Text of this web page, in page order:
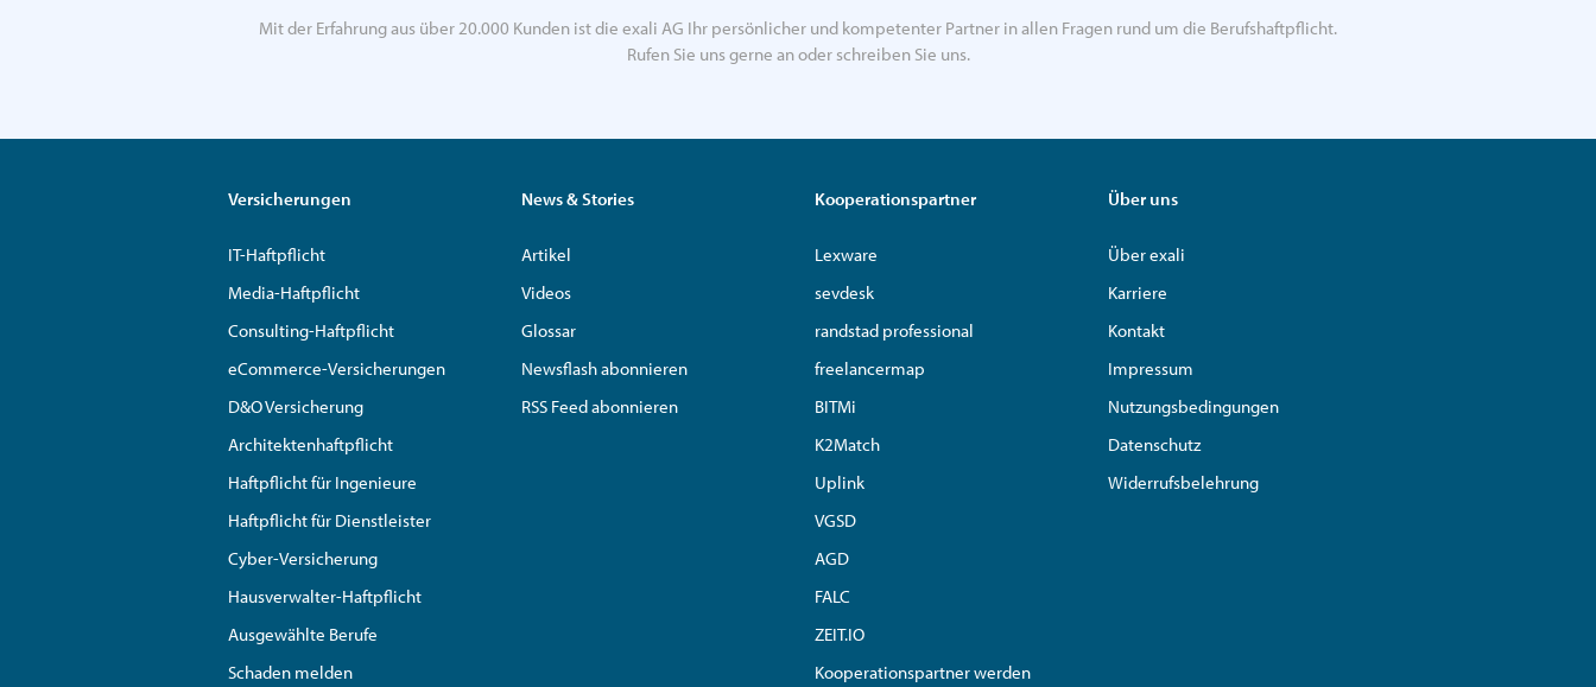
Mit der Erfahrung aus über 20.000 Kunden ist die exali AG Ihr persönlicher und kompetenter Partner in allen Fragen rund um die Berufshaftpflicht.
Rufen Sie uns gerne an oder schreiben Sie uns.
Versicherungen
IT-Haftpflicht
Media-Haftpflicht
Consulting-Haftpflicht
eCommerce-Versicherungen
D&O Versicherung
Architektenhaftpflicht
Haftpflicht für Ingenieure
Haftpflicht für Dienstleister
Cyber-Versicherung
Hausverwalter-Haftpflicht
Ausgewählte Berufe
Schaden melden
News & Stories
Artikel
Videos
Glossar
Newsflash abonnieren
RSS Feed abonnieren
Kooperationspartner
Lexware
sevdesk
randstad professional
freelancermap
BITMi
K2Match
Uplink
VGSD
AGD
FALC
ZEIT.IO
Kooperationspartner werden
Über uns
Über exali
Karriere
Kontakt
Impressum
Nutzungsbedingungen
Datenschutz
Widerrufsbelehrung